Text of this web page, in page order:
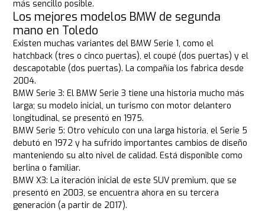
más sencillo posible.
Los mejores modelos BMW de segunda
mano en Toledo
Existen muchas variantes del BMW Serie 1, como el
hatchback (tres o cinco puertas), el coupé (dos puertas) y el
descapotable (dos puertas). La compañía los fabrica desde
2004.
BMW Serie 3: El BMW Serie 3 tiene una historia mucho más
larga; su modelo inicial, un turismo con motor delantero
longitudinal, se presentó en 1975.
BMW Serie 5: Otro vehículo con una larga historia, el Serie 5
debutó en 1972 y ha sufrido importantes cambios de diseño
manteniendo su alto nivel de calidad. Está disponible como
berlina o familiar.
BMW X3: La iteración inicial de este SUV premium, que se
presentó en 2003, se encuentra ahora en su tercera
generación (a partir de 2017).